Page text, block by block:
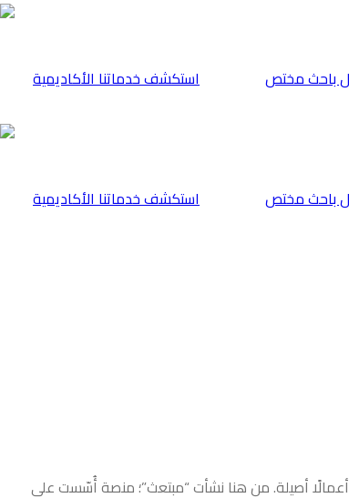
⁠استكشف خدماتنا الأكاديمية باحث مختص
⁠استكشف خدماتنا الأكاديمية باحث مختص
أعمالًا أصيلة. من هنا نشأت “مبتعث”؛ منصة أُسّست على